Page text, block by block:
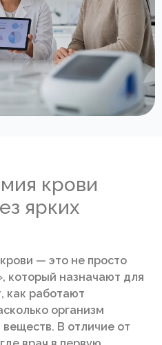
крови
ярких
— это не просто
который назначают для
как работают
организм
В отличие от